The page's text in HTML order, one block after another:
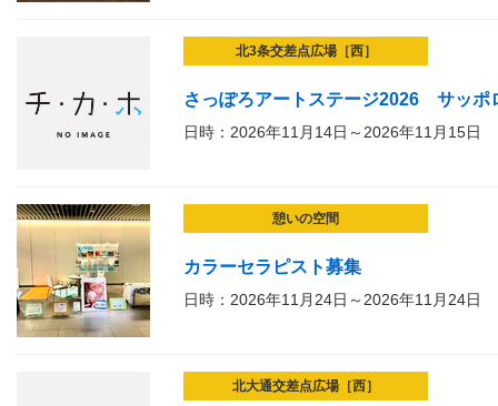
北3条交差点広場［西］
さっぽろアートステージ2026 サッポ
日時：2026年11月14日～2026年11月15日
憩いの空間
カラーセラピスト募集
日時：2026年11月24日～2026年11月24日
北大通交差点広場［西］